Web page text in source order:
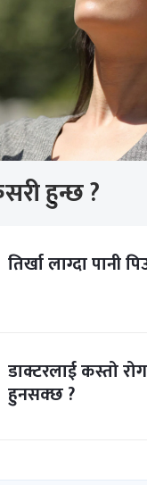
हुन्छ ?
तिर्खा लाग्दा पानी
डाक्टरलाई कस्तो
हुनसक्छ ?